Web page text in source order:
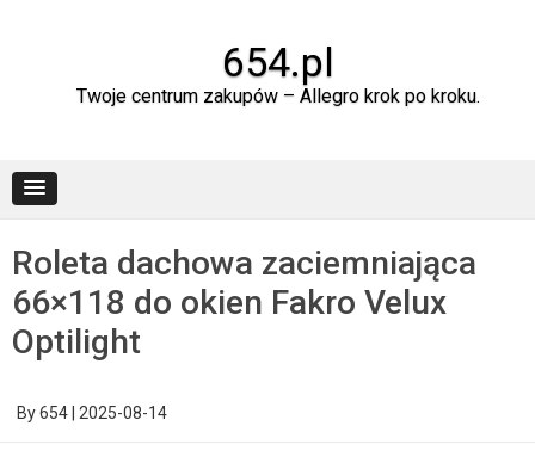
654.pl
Twoje centrum zakupów – Allegro krok po kroku.
Roleta dachowa zaciemniająca
66×118 do okien Fakro Velux
Optilight
By654 2025-08-14